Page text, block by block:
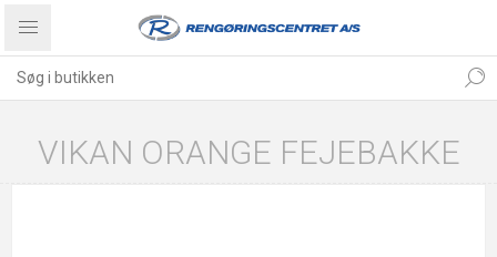
VIKAN ORANGE FEJEBAKKE